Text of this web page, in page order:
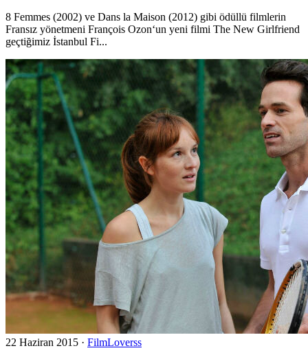
8 Femmes (2002) ve Dans la Maison (2012) gibi ödüllü filmlerin
Fransız yönetmeni François Ozon‘un yeni filmi The New Girlfriend
geçtiğimiz İstanbul Fi...
22 Haziran 2015 · FilmLoverss